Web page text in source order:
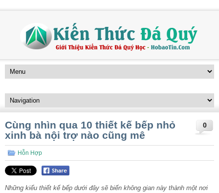
0
Cùng nhìn qua 10 thiết kế bếp nhỏ
xinh bà nội trợ nào cũng mê
Hỗn Hợp
Những kiểu thiết kế bếp dưới đây sẽ biến không gian này thành một nơi